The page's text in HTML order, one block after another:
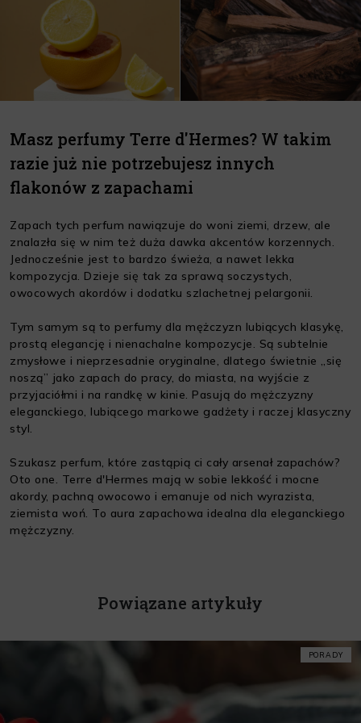
Masz perfumy Terre d'Hermes? W takim
razie już nie potrzebujesz innych
flakonów z zapachami
Zapach tych perfum nawiązuje do woni ziemi, drzew, ale
znalazła się w nim też duża dawka akcentów korzennych.
Jednocześnie jest to bardzo świeża, a nawet lekka
kompozycja. Dzieje się tak za sprawą soczystych,
owocowych akordów i dodatku szlachetnej pelargonii.
Tym samym są to perfumy dla mężczyzn lubiących klasykę,
prostą elegancję i nienachalne kompozycje. Są subtelnie
zmysłowe i nieprzesadnie oryginalne, dlatego świetnie „się
noszą” jako zapach do pracy, do miasta, na wyjście z
przyjaciółmi i na randkę w kinie. Pasują do mężczyzny
eleganckiego, lubiącego markowe gadżety i raczej klasyczny
styl.
Szukasz perfum, które zastąpią ci cały arsenał zapachów?
Oto one. Terre d'Hermes mają w sobie lekkość i mocne
akordy, pachną owocowo i emanuje od nich wyrazista,
ziemista woń. To aura zapachowa idealna dla eleganckiego
mężczyzny.
Powiązane artykuły
PORADY